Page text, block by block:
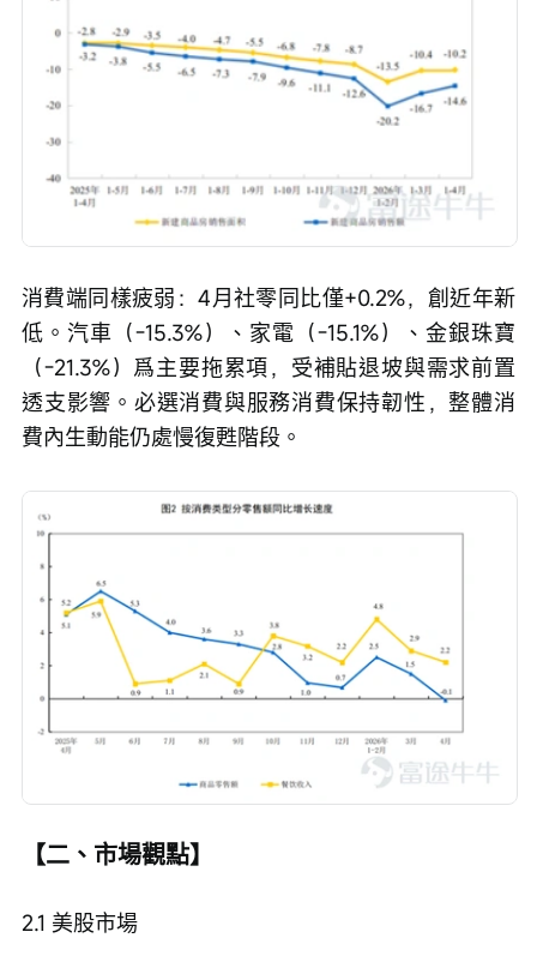
消費端同樣疲弱：4月社零同比僅+0.2%，創近年新
低。汽車（-15.3%）、家電（-15.1%）、金銀珠寶
（-21.3%）爲主要拖累項，受補貼退坡與需求前置
透支影響。必選消費與服務消費保持韌性，整體消
費內生動能仍處慢復甦階段。
【二、市場觀點】
2.1 美股市場